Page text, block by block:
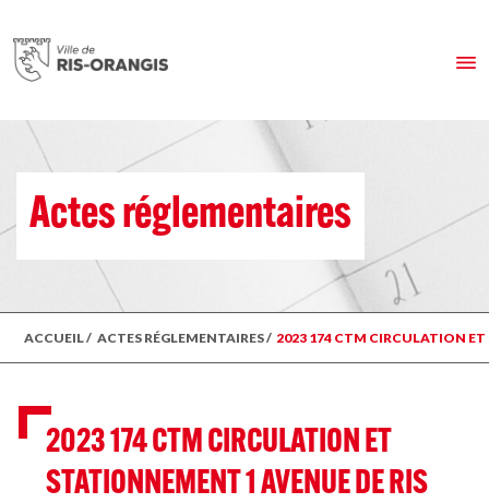
Actes réglementaires
ACCUEIL/ ACTES RÉGLEMENTAIRES/ 2023 174 CTM CIRCULATION ET
2023 174 CTM CIRCULATION ET
STATIONNEMENT 1 AVENUE DE RIS